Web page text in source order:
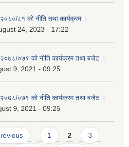
८१ को नीति तथा कार्यक्रम ।
24, 2023 - 17:22
०७९ को नीति कार्यक्रम तथा बजेट ।
9, 2021 - 09:25
०७९ को नीति कार्यक्रम तथा बजेट ।
9, 2021 - 09:25
1 2 3